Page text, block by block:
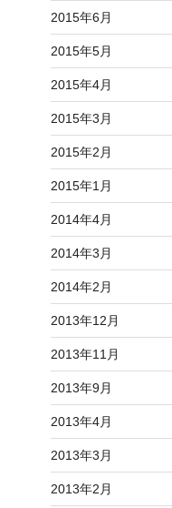
2015年6月
2015年5月
2015年4月
2015年3月
2015年2月
2015年1月
2014年4月
2014年3月
2014年2月
2013年12月
2013年11月
2013年9月
2013年4月
2013年3月
2013年2月